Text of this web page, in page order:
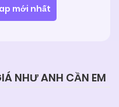
mới nhất
NHƯ ANH CẦN EM